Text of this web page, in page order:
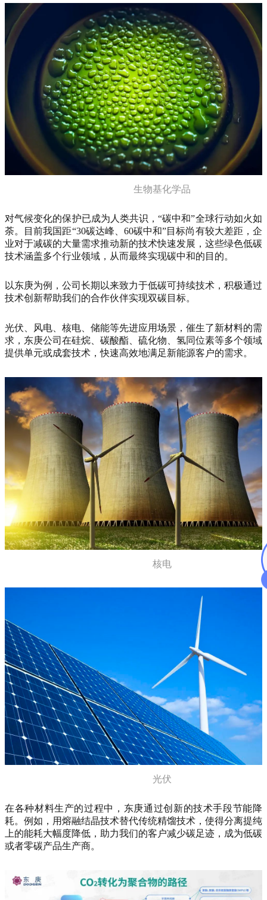
生物基化学品
对气候变化的保护已成为人类共识，“碳中和”全球行动如火如
荼。目前我国距“30碳达峰、60碳中和”目标尚有较大差距，企
业对于减碳的大量需求推动新的技术快速发展，这些绿色低碳
技术涵盖多个行业领域，从而最终实现碳中和的目的。
以东庚为例，公司长期以来致力于低碳可持续技术，积极通过
技术创新帮助我们的合作伙伴实现双碳目标。
光伏、风电、核电、储能等先进应用场景，催生了新材料的需
求，东庚公司在硅烷、碳酸酯、硫化物、氢同位素等多个领域
提供单元或成套技术，快速高效地满足新能源客户的需求。
核电
光伏
在各种材料生产的过程中，东庚通过创新的技术手段节能降
耗。例如，用熔融结晶技术替代传统精馏技术，使得分离提纯
上的能耗大幅度降低，助力我们的客户减少碳足迹，成为低碳
或者零碳产品生产商。